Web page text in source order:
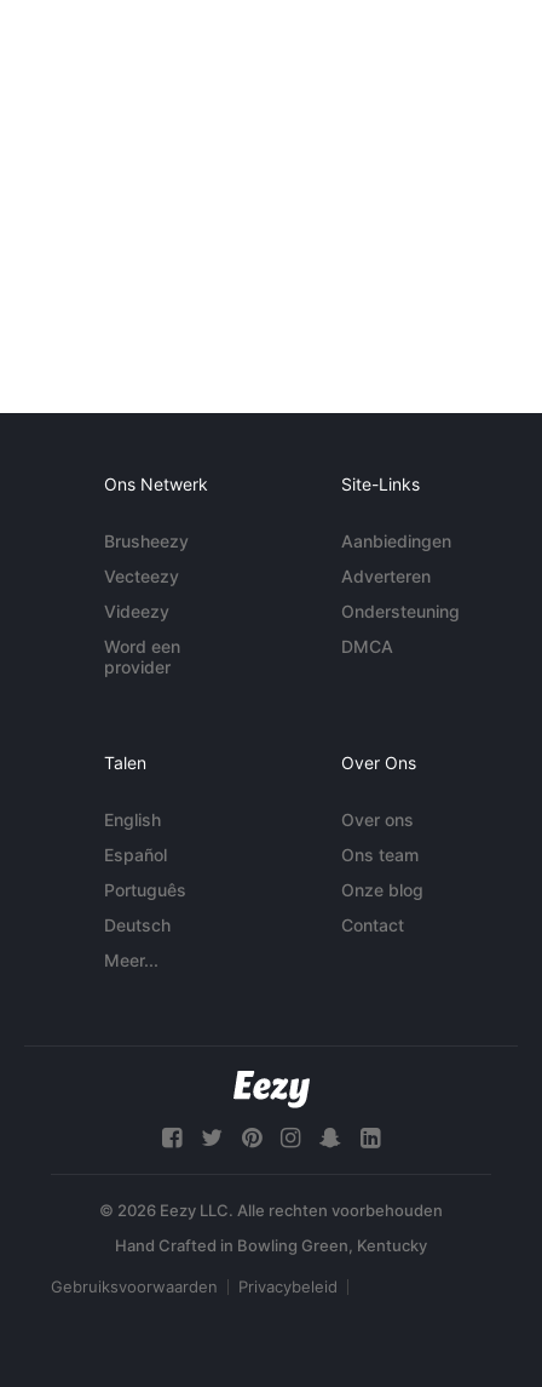
Ons Netwerk
Brusheezy
Vecteezy
Videezy
Word een
provider
Site-Links
Aanbiedingen
Adverteren
Ondersteuning
DMCA
Talen
English
Español
Português
Deutsch
Meer...
Over Ons
Over ons
Ons team
Onze blog
Contact
© 2026 Eezy LLC. Alle rechten voorbehouden
Gebruiksvoorwaarden Privacybeleid